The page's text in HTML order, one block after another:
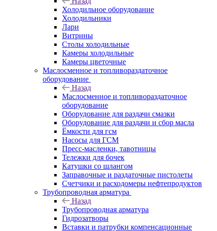
Холодильное оборудование
Холодильники
Лари
Витрины
Столы холодильные
Камеры холодильные
Камеры цветочные
Маслосменное и топливораздаточное
оборудование
Назад
Маслосменное и топливораздаточное
оборудование
Оборудование для раздачи смазки
Оборудование для раздачи и сбор масла
Ёмкости для гсм
Насосы для ГСМ
Пресс-масленки, тавотницы
Тележки для бочек
Катушки со шлангом
Заправочные и раздаточные пистолеты
Счетчики и расходомеры нефтепродуктов
Трубопроводная арматура
Назад
Трубопроводная арматура
Гидрозатворы
Вставки и патрубки компенсационные